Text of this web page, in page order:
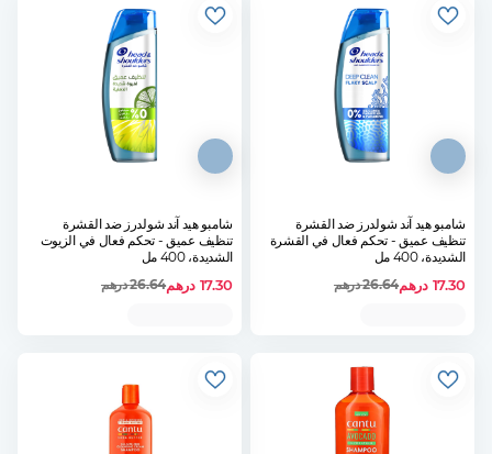
شامبو هيد آند شولدرز ضد القشرة
تنظيف عميق - تحكم فعال في القشرة
الشديدة، 400 مل
17.30 درهم26.64درهم
شامبو هيد آند شولدرز ضد القشرة
تنظيف عميق - تحكم فعال في الزيوت
الشديدة، 400 مل
17.30 درهم26.64درهم